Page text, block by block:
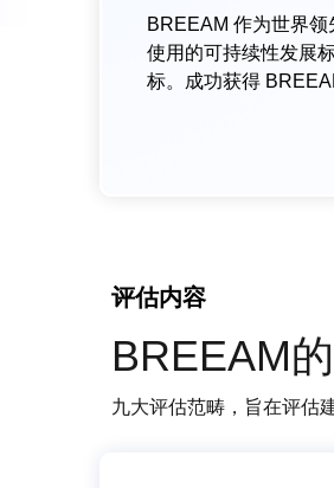
BREEAM 作为世界
使用的可持续性发展
标。成功获得
评估内容
BREEAM
九大评估范畴，旨在评估